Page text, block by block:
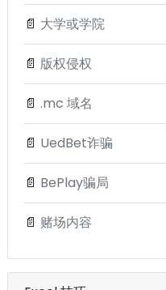
📄 大学或学院
📄 版权侵权
📄 .mc 域名
📄 UedBet诈骗
📄 BePlay骗局
📄 赌场内容